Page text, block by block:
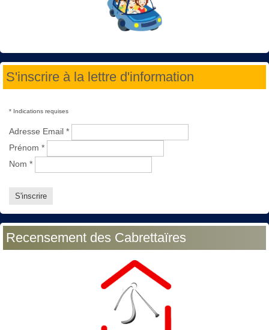
S'inscrire à la lettre d'information
* Indications requises
Adresse Email *
Prénom *
Nom *
Recensement des Cabrettaïres